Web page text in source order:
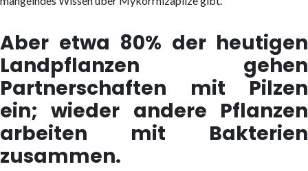
Aber etwa 80% der heutigen
Landpflanzen gehen
Partnerschaften mit Pilzen
ein; wieder andere Pflanzen
arbeiten mit Bakterien
zusammen.